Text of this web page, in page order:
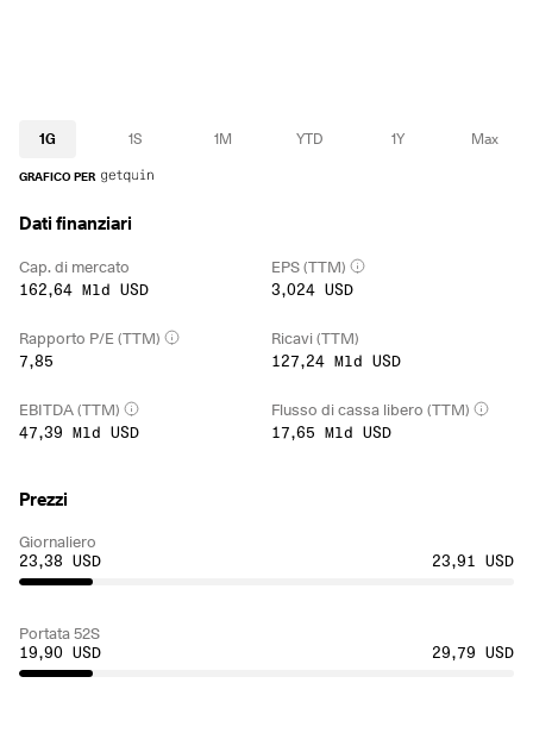
1G 1S 1M YTD 1Y Max
GRAFICO PER
Dati finanziari
Cap. di mercato
162,64 Mld USD
EPS (TTM)
3,024 USD
Rapporto P/E (TTM)
7,85
Ricavi (TTM)
127,24 Mld USD
EBITDA (TTM)
47,39 Mld USD
Flusso di cassa libero (TTM)
17,65 Mld USD
Prezzi
Giornaliero
23,38 USD
23,91 USD
Portata 52S
19,90 USD
29,79 USD